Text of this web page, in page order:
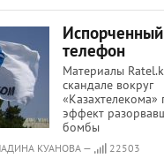
Испорченный
телефон
Материалы
скандале вокруг
«Казахтелекома»
эффект
бомбы
КУАНОВА — 22503